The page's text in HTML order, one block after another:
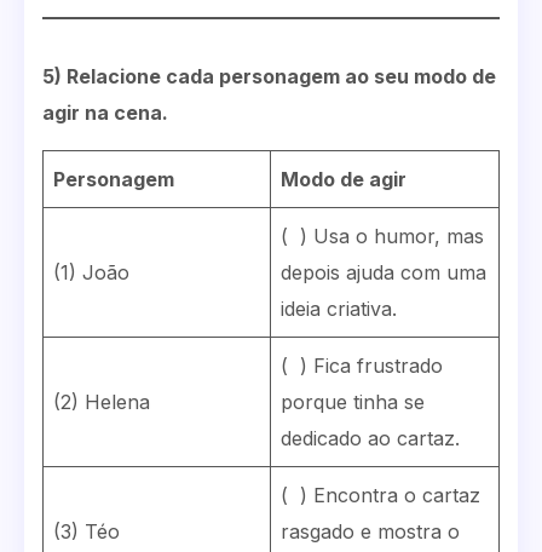
5) Relacione cada personagem ao seu modo de
agir na cena.
Personagem Modo de agir
(1) João
( ) Usa o humor, mas
depois ajuda com uma
ideia criativa.
(2) Helena
( ) Fica frustrado
porque tinha se
dedicado ao cartaz.
(3) Téo
( ) Encontra o cartaz
rasgado e mostra o